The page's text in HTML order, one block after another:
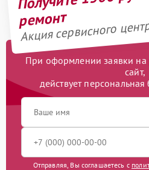
ремонт
Акция сервисного
При оформлении заявки на
сайт,
действует
Отправляя, Вы соглашаетесь с